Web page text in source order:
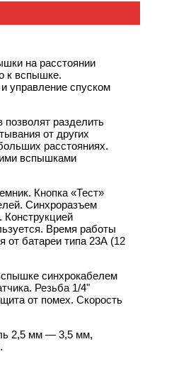
на расстоянии
к вспышке.
управление спуском
разделить
от других
расстояниях.
вспышками
Кнопка «Тест»
Синхроразъем
Конструкцией
Время работы
от батареи типа 23А (12
синхрокабелем
Резьба 1/4"
от помех. Скорость
2,5 мм — 3,5 мм,